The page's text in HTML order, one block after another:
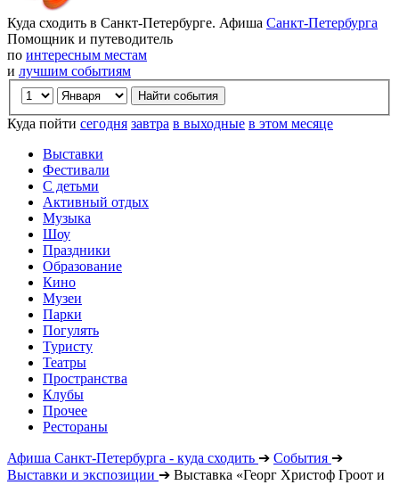
Куда сходить в Санкт-Петербурге. Афиша Санкт-Петербурга
Помощник и путеводитель
по интересным местам
и лучшим событиям
Куда пойти сегодня завтра в выходные в этом месяце
Выставки
Фестивали
С детьми
Активный отдых
Музыка
Шоу
Праздники
Образование
Кино
Музеи
Парки
Погулять
Туристу
Театры
Пространства
Клубы
Прочее
Рестораны
Афиша Санкт-Петербурга - куда сходить ➔ События ➔
Выставки и экспозиции ➔ Выставка «Георг Христоф Гроот и